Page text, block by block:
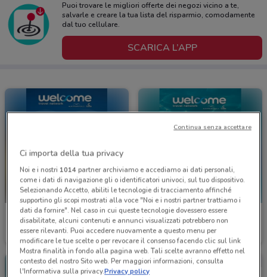
Puoi trovare le migliori offerte dei negozi vicino a te,
salvarle e creare la tua lista del risparmio, comodamente
dal tuo cellulare.
SCARICA L’APP
Welcome Travel
Scade il 30/09 1.7 km
Welcome Travel
Scade il 30/09 1.7 km
Ci importa della tua privacy
Noi e i nostri 1014partner archiviamo e accediamo ai dati personali,
come i dati di navigazione gli o identificatori univoci, sul tuo dispositivo.
Selezionando Accetto, abiliti le tecnologie di tracciamento affinché
supportino gli scopi mostrati alla voce "Noi e i nostri partner trattiamo i
dati da fornire". Nel caso in cui queste tecnologie dovessero essere
disabilitate, alcuni contenuti e annunci visualizzati potrebbero non
essere rilevanti. Puoi accedere nuovamente a questo menu per
modificare le tue scelte o per revocare il consenso facendo clic sul link
Mostra finalità in fondo alla pagina web. Tali scelte avranno effetto nel
contesto del nostro Sito web. Per maggiori informazioni, consulta
l'Informativa sulla privacy.Privacy policy
Continua senza accettare